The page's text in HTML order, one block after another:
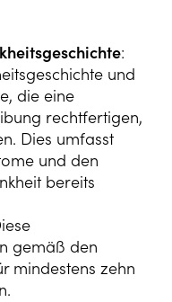
:
und
die eine
rechtfertigen,
Dies umfasst
und den
bereits
gemäß den
mindestens zehn